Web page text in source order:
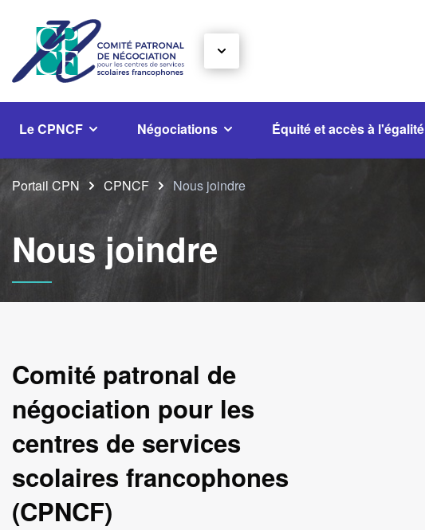
Le CPNCF Négociations Équité et accès à l'égalité
Portail CPN CPNCF Nous joindre
Nous joindre
Comité patronal de
négociation pour les
centres de services
scolaires francophones
(CPNCF)